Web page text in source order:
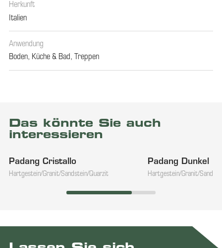
Herkunft
Italien
Anwendung
Boden, Küche & Bad, Treppen
Das könnte Sie auch
interessieren
Padang Cristallo
Hartgestein/Granit/Sandstein/Quarzit
Padang Dunkel
Hartgestein/Granit/